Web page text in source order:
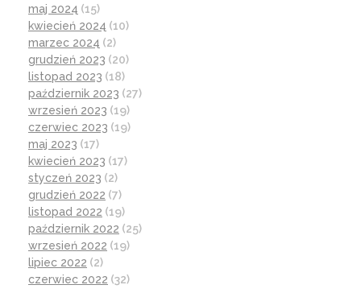
maj 2024 (15)
kwiecień 2024 (10)
marzec 2024 (2)
grudzień 2023 (20)
listopad 2023 (18)
październik 2023 (27)
wrzesień 2023 (19)
czerwiec 2023 (19)
maj 2023 (17)
kwiecień 2023 (17)
styczeń 2023 (2)
grudzień 2022 (7)
listopad 2022 (19)
październik 2022 (25)
wrzesień 2022 (19)
lipiec 2022 (2)
czerwiec 2022 (32)